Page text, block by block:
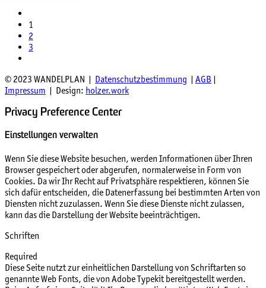
1
2
3
© 2023 WANDELPLAN | Datenschutzbestimmung | AGB |
Impressum | Design: holzer.work
Privacy Preference Center
Einstellungen verwalten
Wenn Sie diese Website besuchen, werden Informationen über Ihren
Browser gespeichert oder abgerufen, normalerweise in Form von
Cookies. Da wir Ihr Recht auf Privatsphäre respektieren, können Sie
sich dafür entscheiden, die Datenerfassung bei bestimmten Arten von
Diensten nicht zuzulassen. Wenn Sie diese Dienste nicht zulassen,
kann das die Darstellung der Website beeinträchtigen.
Schriften
Required
Diese Seite nutzt zur einheitlichen Darstellung von Schriftarten so
genannte Web Fonts, die von Adobe Typekit bereitgestellt werden.